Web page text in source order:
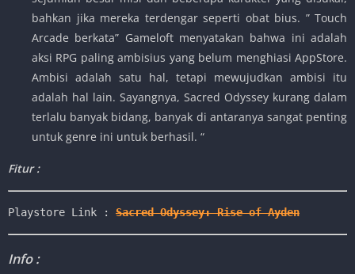
bahkan jika mereka terdengar seperti obat bius. ” Touch
Arcade berkata” Gameloft menyatakan bahwa ini adalah
aksi RPG paling ambisius yang belum menghiasi AppStore.
Ambisi adalah satu hal, tetapi mewujudkan ambisi itu
adalah hal lain. Sayangnya, Sacred Odyssey kurang dalam
terlalu banyak bidang, banyak di antaranya sangat penting
untuk genre ini untuk berhasil. “
Fitur :
Playstore Link : Sacred Odyssey: Rise of Ayden
Info :